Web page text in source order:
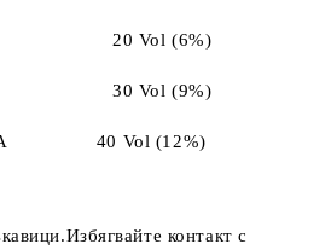
20 Vol (6%)
30 Vol (9%)
40 Vol (12%)
контакт с